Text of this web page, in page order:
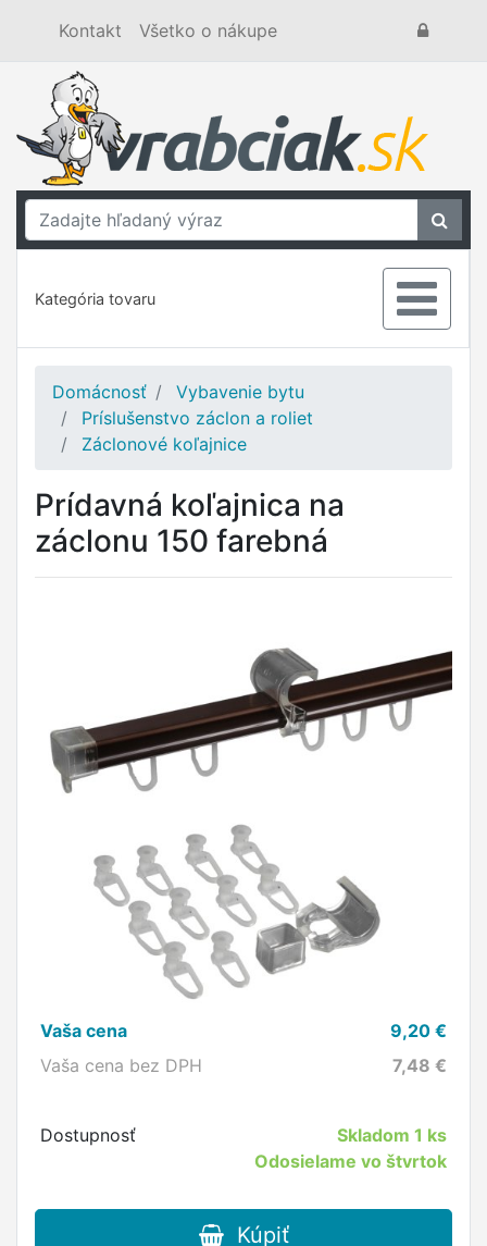
Kontakt Všetko o nákupe
Kategória tovaru
Domácnosť
Vybavenie bytu
Príslušenstvo záclon a roliet
Záclonové koľajnice
Prídavná koľajnica na
záclonu 150 farebná
Vaša cena 9,20 €
Vaša cena bez DPH
7,48 €
Dostupnosť Skladom1 ks
Odosielame vo štvrtok
Kúpiť